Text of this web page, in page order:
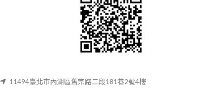
11494臺北市內湖區舊宗路二段181巷2號4樓